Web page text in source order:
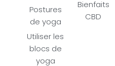
Postures
de yoga
Utiliser les
blocs de
yoga
Bienfaits
CBD